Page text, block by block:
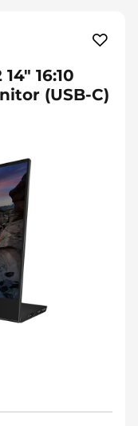
16:10
(USB-C)